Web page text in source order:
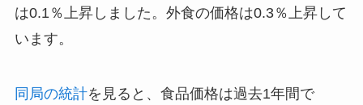
は0.1％上昇しました。外食の価格は0.3％上昇して
います。
同局の統計を見ると、食品価格は過去1年間で